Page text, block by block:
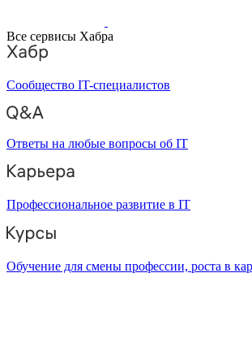
Все сервисы Хабра
Сообщество IT-специалистов
Ответы на любые вопросы об IT
Профессиональное развитие в IT
Обучение для смены профессии, роста в